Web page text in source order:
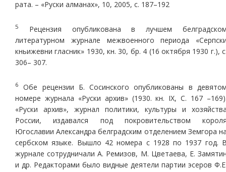
рата. – «Руски алманах», 10, 2005, с. 187–192
5
Рецензия опубликована в лучшем
литературном журнале межвоенного периода
кньижевни гласник» 1930, кн. 30, бр. 4 (16 октября 1930 г.),
306– 307.
6
Обе рецензии Б. Сосинского опубликованы в
номере журнала «Руски архив» (1930. кн. IX, С. 167
«Руски архив», журнал политики, культуры и
России, издавался под покровительством
Югославии Александра белградским отделением Земгора
сербском языке. Вышло 42 номера с 1928 по 1937 год.
журнале сотрудничали А. Ремизов, М. Цветаева, Е.
и др. Редакторами было видные деятели партии эсеров